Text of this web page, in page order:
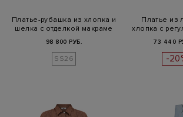
Платье-рубашка из хлопка и
шелка с отделкой макраме
98 800 РУБ.
SS26
Платье из
хлопка с
73 440
-